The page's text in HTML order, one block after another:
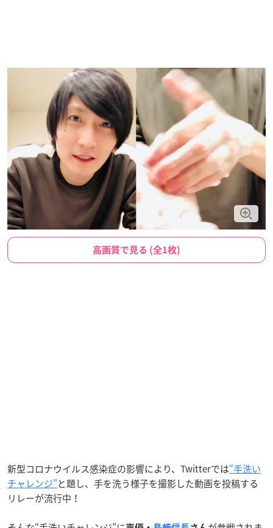
高画質で見る (全1枚)
新型コロナウイルス感染症の影響により、Twitterでは“手洗い
チャレンジ”と題し、手を洗う様子を撮影した動画を投稿する
リレーが流行中！